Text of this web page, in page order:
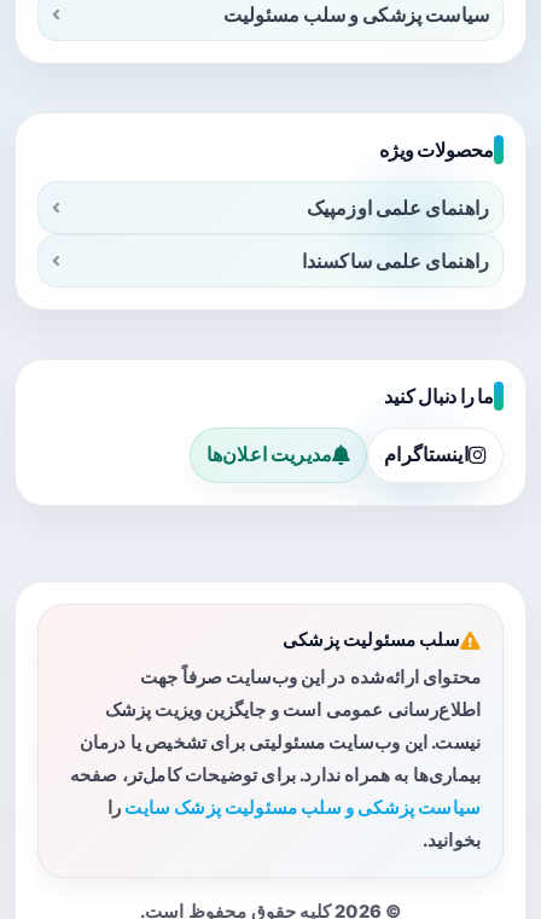
سیاست پزشکی و سلب مسئولیت
محصولات ویژه
راهنمای علمی اوزمپیک
راهنمای علمی ساکسندا
ما را دنبال کنید
اینستاگرام مدیریت اعلان‌ها
سلب مسئولیت پزشکی
محتوای ارائه‌شده در این وب‌سایت صرفاً جهت
اطلاع‌رسانی عمومی است و جایگزین ویزیت پزشک
نیست. این وب‌سایت مسئولیتی برای تشخیص یا درمان
بیماری‌ها به همراه ندارد. برای توضیحات کامل‌تر، صفحه
سیاست پزشکی و سلب مسئولیت پزشک سایت را
بخوانید.
© 2026 کلیه حقوق محفوظ است.